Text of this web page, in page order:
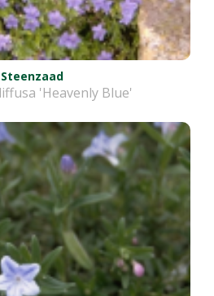
Steenzaad
'Heavenly Blue'